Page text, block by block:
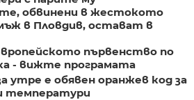
обвинени в жестокото
в Пловдив, остават в
първенство по
- вижте програмата
утре е обявен оранжев код за
температури